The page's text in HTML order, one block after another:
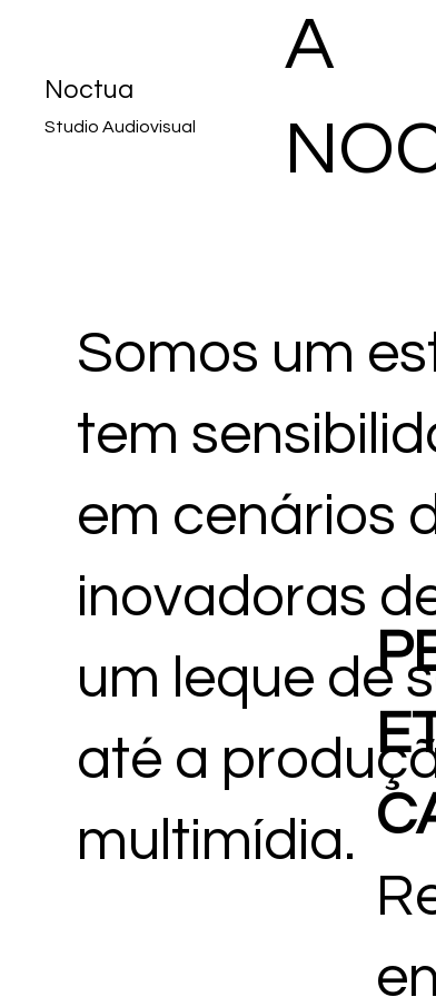
Noctua
Studio Audiovisual
A
TEM
DE
Somos um
tem
em cenários
inovadoras
um leque de
até a
multimídia.